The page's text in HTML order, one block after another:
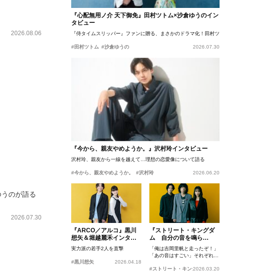
2026.08.06
のが語る
2026.07.30
『心配無用ノ介 天下御免』田村ツトム×沙倉ゆうのイン
タビュー
『侍タイムスリッパー』ファンに贈る、まさかのドラマ化！田村ツトム×沙倉ゆうのが語
#田村ツトム #沙倉ゆうの 2026.07.30
『今から、親友やめようか。』沢村玲インタビュー
沢村玲、親友から一線を越えて…理想の恋愛像について語る
#今から、親友やめようか。 #沢村玲 2026.06.20
『ARCO／アルコ』黒川
想矢＆堀越麗禾インタビ
ュー
実力派の若手2人を直撃
#黒川想矢 2026.04.18
『ストリート・キングダ
ム 自分の音を鳴ら
せ。』峯田和伸、若葉竜
也、吉岡里帆インタビュ
ー
「俺は吉岡里帆と走ったぞ！」
「あの音はすごい」それぞれの
#ストリート・キングダム 自分の音を鳴らせ。
2026.03.20